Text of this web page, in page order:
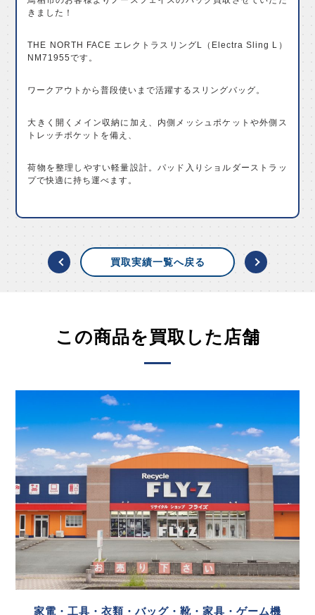
きました！
THE NORTH FACE エレクトラスリングL（Electra Sling L）
NM71955です。
ワークアウトから普段使いまで活躍するスリングバッグ。
大きく開くメイン収納に加え、内側メッシュポケットや外側ス
トレッチポケットを備え、
荷物を整理しやすい軽量設計。パッド入りショルダーストラッ
プで快適に持ち運べます。
買取実績一覧へ戻る
この商品を買取した店舗
家電・工具・衣類・バッグ・靴・家具・ゲーム機